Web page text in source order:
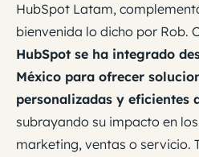
HubSpot Latam,
bienvenida lo dicho por Rob.
HubSpot se ha integrado
México para ofrecer
personalizadas y eficientes
subrayando su impacto en
marketing, ventas o servicio.